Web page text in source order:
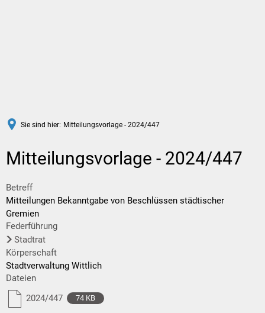
Sie sind hier: Mitteilungsvorlage - 2024/447
Mitteilungsvorlage - 2024/447
Betreff
Mitteilungen Bekanntgabe von Beschlüssen städtischer
Gremien
Federführung
Stadtrat
Körperschaft
Stadtverwaltung Wittlich
Dateien
2024/447
74 KB